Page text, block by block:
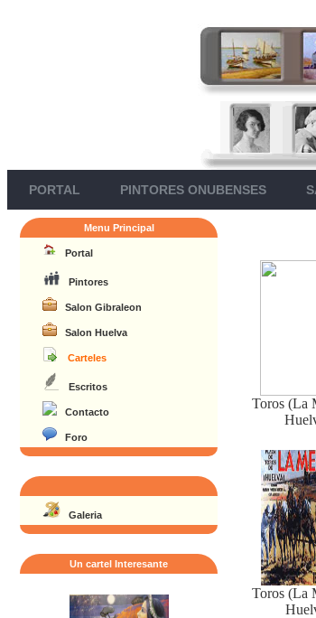
PORTAL PINTORES ONUBENSES
Menu Principal
Portal
Pintores
Salon Gibraleon
Salon Huelva
Carteles
Escritos
Contacto
Foro
Galeria
Un cartel Interesante
Toros (La
Toros (La